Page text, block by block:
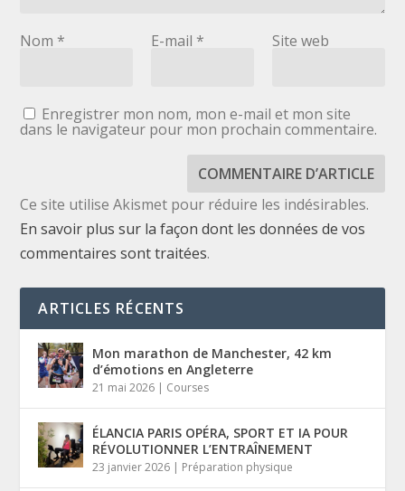
Nom * E-mail * Site web
Enregistrer mon nom, mon e-mail et mon site
dans le navigateur pour mon prochain commentaire.
Ce site utilise Akismet pour réduire les indésirables.
En savoir plus sur la façon dont les données de vos
commentaires sont traitées.
ARTICLES RÉCENTS
Mon marathon de Manchester, 42 km
d’émotions en Angleterre
21 mai 2026 | Courses
ÉLANCIA PARIS OPÉRA, SPORT ET IA POUR
RÉVOLUTIONNER L’ENTRAÎNEMENT
23 janvier 2026 | Préparation physique